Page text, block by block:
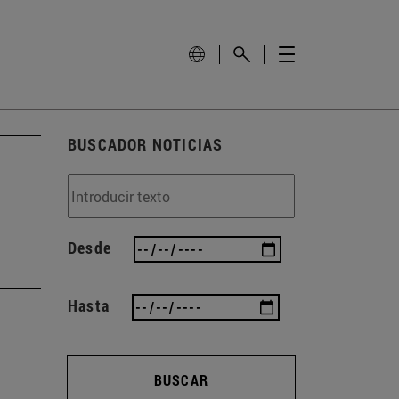
BUSCADOR NOTICIAS
Desde
Hasta
BUSCAR